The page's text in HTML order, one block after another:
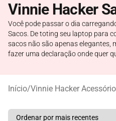
Vinnie Hacker
Você pode passar o dia
Sacos. De toting seu laptop para
sacos não são apenas elegantes,
fazer uma declaração onde quer
Início/Vinnie Hacker